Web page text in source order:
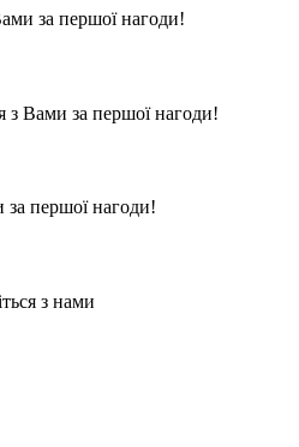
за першої нагоди!
з Вами за першої нагоди!
за першої нагоди!
з нами